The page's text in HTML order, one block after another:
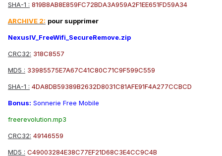
SHA-1 : 819B8AB8E859FC72BDA3A959A2F1EE651FD59A34
ARCHIVE 2: pour supprimer
NexusIV_FreeWifi_SecureRemove.zip
CRC32: 318C8557
MD5 : 33985575E7A67C41C80C71C9F599C559
SHA-1 : 4DA8DB59389B2632D8031C81AFE91F4A277CCBCD
Bonus: Sonnerie Free Mobile
freerevolution.mp3
CRC32: 49146559
MD5 : C49003284E38C77EF21D68C3E4CC9C4B